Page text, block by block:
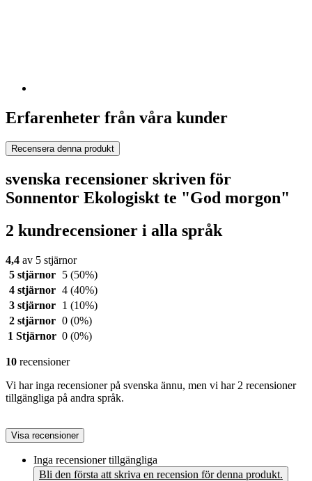
Erfarenheter från våra kunder
Recensera denna produkt
svenska recensioner skriven för
Sonnentor Ekologiskt te "God morgon"
2 kundrecensioner i alla språk
4,4 av 5 stjärnor
5 stjärnor
5 (50%)
4 stjärnor 4 (40%)
3 stjärnor
1 (10%)
2 stjärnor 0 (0%)
1 Stjärnor 0 (0%)
10 recensioner
Vi har inga recensioner på svenska ännu, men vi har 2 recensioner
tillgängliga på andra språk.
Visa recensioner
Inga recensioner tillgängliga
Bli den första att skriva en recension för denna produkt.